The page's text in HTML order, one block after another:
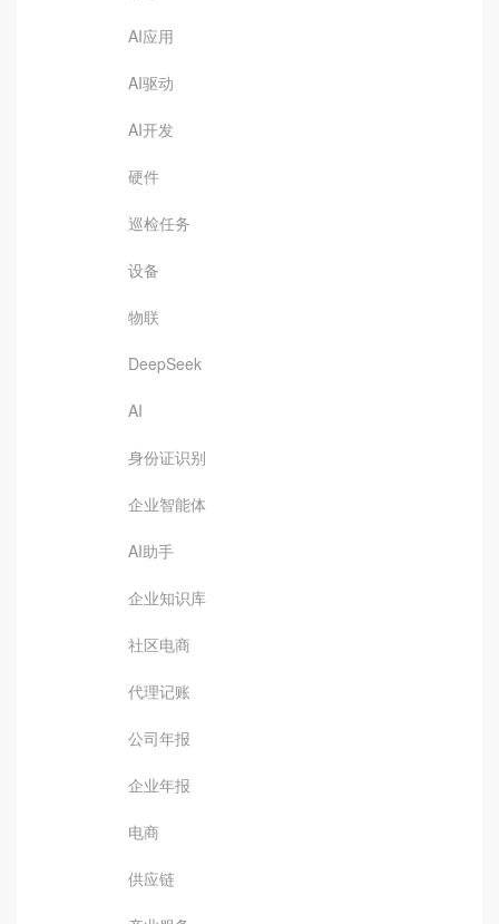
AI应用
AI驱动
AI开发
硬件
巡检任务
设备
物联
DeepSeek
AI
身份证识别
企业智能体
AI助手
企业知识库
社区电商
代理记账
公司年报
企业年报
电商
供应链